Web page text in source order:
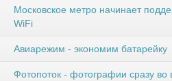
Московское метро начинает
WiFi
Авиарежим - экономим батарейку
Фотопоток - фотографии сразу во